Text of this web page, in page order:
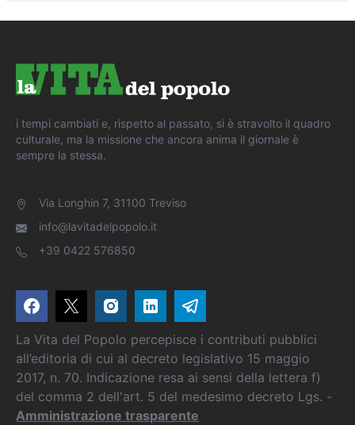
i tempi cambiati e, rispetto al passato, si è stravolto il quadro
culturale, ma la missione che ancora anima il giornale è
sempre la stessa.
Via Longhin 7, 31100 Treviso
info@lavitadelpopolo.it
+39 0422 576850
La Vita del Popolo percepisce i contributi pubblici
all’editoria di cui al decreto legislativo 15 maggio
2017, n. 70. Indicazione resa ai sensi della lettera f)
del comma 2 dell'art. 5 del medesimo decreto Lgs. -
Amministrazione trasparente